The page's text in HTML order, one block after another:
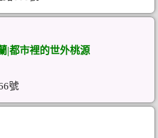
|都市裡的世外桃源
號